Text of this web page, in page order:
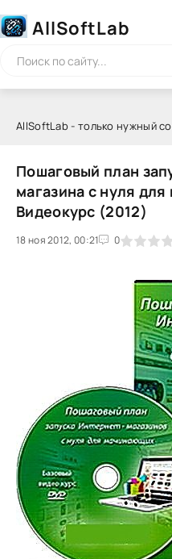
AllSoftLab
AllSoftLab - только нужный
Пошаговый план
магазина с нуля
Видеокурс (2012)
18 ноя 2012, 00:21 0
1 2 3 4 5